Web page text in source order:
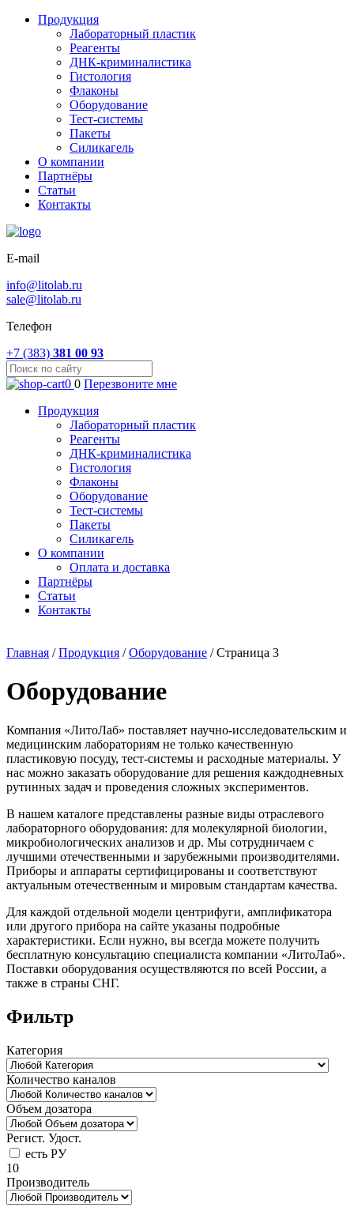
Продукция
Лабораторный пластик
Реагенты
ДНК-криминалистика
Гистология
Флаконы
Оборудование
Тест-системы
Пакеты
Силикагель
О компании
Партнёры
Статьи
Контакты
E-mail
info@litolab.ru
sale@litolab.ru
Телефон
+7 (383) 381 00 93
0 0 Перезвоните мне
Продукция
Лабораторный пластик
Реагенты
ДНК-криминалистика
Гистология
Флаконы
Оборудование
Тест-системы
Пакеты
Силикагель
О компании
Оплата и доставка
Партнёры
Статьи
Контакты
Главная /Продукция /Оборудование /Страница 3
Оборудование
Компания «ЛитоЛаб» поставляет научно-исследовательским и
медицинским лабораториям не только качественную
пластиковую посуду, тест-системы и расходные материалы. У
нас можно заказать оборудование для решения каждодневных
рутинных задач и проведения сложных экспериментов.
В нашем каталоге представлены разные виды отраслевого
лабораторного оборудования: для молекулярной биологии,
микробиологических анализов и др. Мы сотрудничаем с
лучшими отечественными и зарубежными производителями.
Приборы и аппараты сертифицированы и соответствуют
актуальным отечественным и мировым стандартам качества.
Для каждой отдельной модели центрифуги, амплификатора
или другого прибора на сайте указаны подробные
характеристики. Если нужно, вы всегда можете получить
бесплатную консультацию специалиста компании «ЛитоЛаб».
Поставки оборудования осуществляются по всей России, а
также в страны СНГ.
Фильтр
Категория
Количество каналов
Объем дозатора
Регист. Удост.
есть РУ
10
Производитель